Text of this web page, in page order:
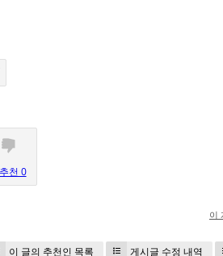
천 0
이
이 글의 추천인 목록 게시글 수정 내역